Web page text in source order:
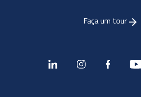
Faça um tour